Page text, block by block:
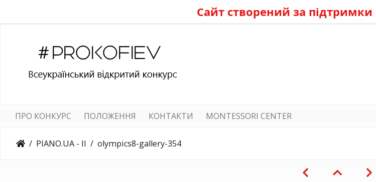
Сайт створений за підтримки
ПРО КОНКУРС ПОЛОЖЕННЯ КОНТАКТИ MONTESSORI CENTER
PIANO.UA - II olympics8-gallery-354